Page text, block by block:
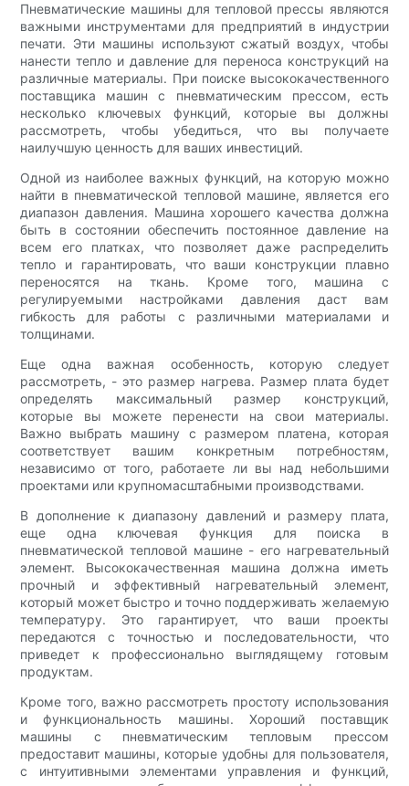
Пневматические машины для тепловой прессы являются
важными инструментами для предприятий в индустрии
печати. Эти машины используют сжатый воздух, чтобы
нанести тепло и давление для переноса конструкций на
различные материалы. При поиске высококачественного
поставщика машин с пневматическим прессом, есть
несколько ключевых функций, которые вы должны
рассмотреть, чтобы убедиться, что вы получаете
наилучшую ценность для ваших инвестиций.
Одной из наиболее важных функций, на которую можно
найти в пневматической тепловой машине, является его
диапазон давления. Машина хорошего качества должна
быть в состоянии обеспечить постоянное давление на
всем его платках, что позволяет даже распределить
тепло и гарантировать, что ваши конструкции плавно
переносятся на ткань. Кроме того, машина с
регулируемыми настройками давления даст вам
гибкость для работы с различными материалами и
толщинами.
Еще одна важная особенность, которую следует
рассмотреть, - это размер нагрева. Размер плата будет
определять максимальный размер конструкций,
которые вы можете перенести на свои материалы.
Важно выбрать машину с размером платена, которая
соответствует вашим конкретным потребностям,
независимо от того, работаете ли вы над небольшими
проектами или крупномасштабными производствами.
В дополнение к диапазону давлений и размеру плата,
еще одна ключевая функция для поиска в
пневматической тепловой машине - его нагревательный
элемент. Высококачественная машина должна иметь
прочный и эффективный нагревательный элемент,
который может быстро и точно поддерживать желаемую
температуру. Это гарантирует, что ваши проекты
передаются с точностью и последовательности, что
приведет к профессионально выглядящему готовым
продуктам.
Кроме того, важно рассмотреть простоту использования
и функциональность машины. Хороший поставщик
машины с пневматическим тепловым прессом
предоставит машины, которые удобны для пользователя,
с интуитивными элементами управления и функций,